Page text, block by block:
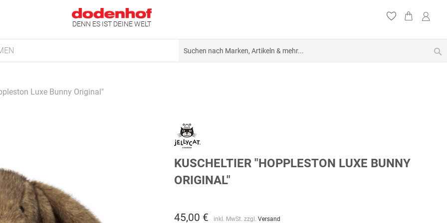
DENN ES IST DEINE WELT
Luxe Bunny Original"
KUSCHELTIER "HOPPLESTON LUXE BUNNY
ORIGINAL"
45,00 € inkl. MwSt. zzgl.Versand